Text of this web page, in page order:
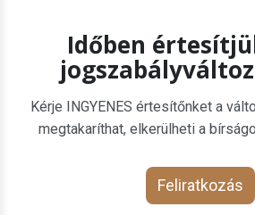
Időben
Kérje INGYENES értesítőnket a
megtakaríthat, elkerülheti a
Feliratkozás